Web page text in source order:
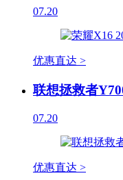
07.20
优惠直达 >
联想拯救者
07.20
优惠直达 >